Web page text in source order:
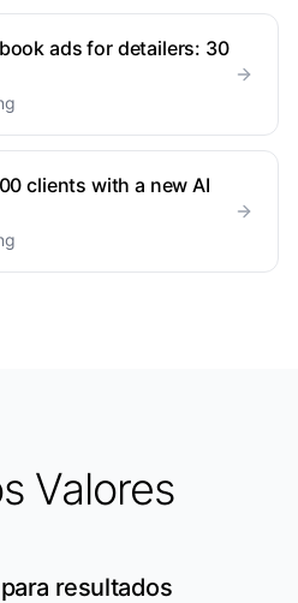
ads for detailers: 30
clients with a new AI
Valores
resultados